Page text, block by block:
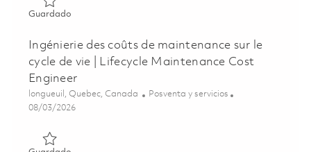
GuardadoGuardado Gestionnaire de projet, maintenance des
Ingénierie des coûts de maintenance sur le
cycle de vie | Lifecycle Maintenance Cost
Engineer
Ubicación
longueuil, Quebec, Canada Categoría
Posventa y servicios
Posted Date
08/03/2026